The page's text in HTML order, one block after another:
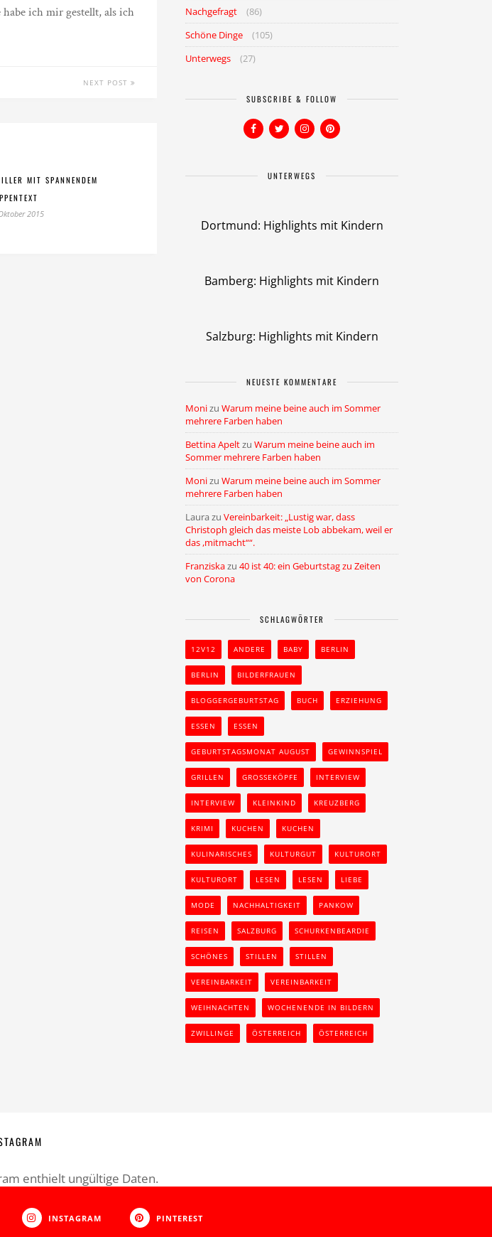
ich mir gestellt, als ich
NEXT POST
MIT SPANNENDEM
2015
Nachgefragt
(86)
Schöne Dinge
(105)
Unterwegs
(27)
SUBSCRIBE & FOLLOW
UNTERWEGS
Dortmund: Highlights mit Kindern
Bamberg: Highlights mit Kindern
Salzburg: Highlights mit Kindern
NEUESTE KOMMENTARE
Monizu Warum meine beine auch im Sommer
mehrere Farben haben
Bettina Apeltzu Warum meine beine auch im
Sommer mehrere Farben haben
Monizu Warum meine beine auch im Sommer
mehrere Farben haben
Laura zu Vereinbarkeit: „Lustig war, dass
Christoph gleich das meiste Lob abbekam, weil er
das ,mitmacht““.
Franziskazu 40 ist 40: ein Geburtstag zu Zeiten
von Corona
SCHLAGWÖRTER
12V12 ANDERE BABY BERLIN
BERLIN BILDERFRAUEN
BLOGGERGEBURTSTAG BUCH ERZIEHUNG
ESSEN ESSEN
GEBURTSTAGSMONAT AUGUST GEWINNSPIEL
GRILLEN GROSSEKÖPFE INTERVIEW
INTERVIEW KLEINKIND KREUZBERG
KRIMI KUCHEN KUCHEN
KULINARISCHES KULTURGUT KULTURORT
KULTURORT LESEN LESEN LIEBE
MODE NACHHALTIGKEIT PANKOW
REISEN SALZBURG SCHURKENBEARDIE
SCHÖNES STILLEN STILLEN
VEREINBARKEIT VEREINBARKEIT
WEIHNACHTEN WOCHENENDE IN BILDERN
ZWILLINGE ÖSTERREICH ÖSTERREICH
enthielt ungültige Daten.
INSTAGRAM PINTEREST